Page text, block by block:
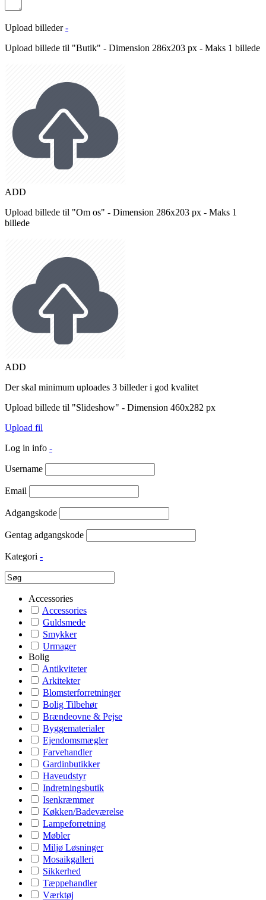
Upload billeder -
Upload billede til "Butik" - Dimension 286x203 px - Maks 1 billede
ADD
Upload billede til "Om os" - Dimension 286x203 px - Maks 1
billede
ADD
Der skal minimum uploades 3 billeder i god kvalitet
Upload billede til "Slideshow" - Dimension 460x282 px
Upload fil
Log in info -
Username
Email
Adgangskode
Gentag adgangskode
Kategori -
Accessories
Accessories
Guldsmede
Smykker
Urmager
Bolig
Antikviteter
Arkitekter
Blomsterforretninger
Bolig Tilbehør
Brændeovne & Pejse
Byggematerialer
Ejendomsmægler
Farvehandler
Gardinbutikker
Haveudstyr
Indretningsbutik
Isenkræmmer
Køkken/Badeværelse
Lampeforretning
Møbler
Miljø Løsninger
Mosaikgalleri
Sikkerhed
Tæppehandler
Værktøj